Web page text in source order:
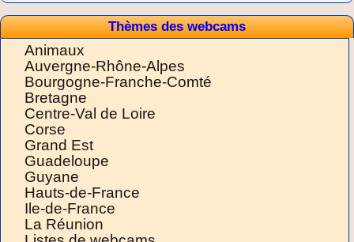
Thèmes des webcams
Animaux
Auvergne-Rhône-Alpes
Bourgogne-Franche-Comté
Bretagne
Centre-Val de Loire
Corse
Grand Est
Guadeloupe
Guyane
Hauts-de-France
Ile-de-France
La Réunion